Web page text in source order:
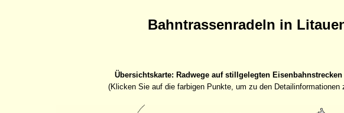
Bahntrassenradeln in
Übersichtskarte: Radwege auf stillgelegten
(Klicken Sie auf die farbigen Punkte, um zu den Detailinformationen